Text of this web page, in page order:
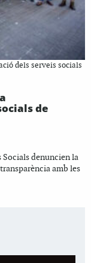
dels serveis socials
de
denuncien la
amb les